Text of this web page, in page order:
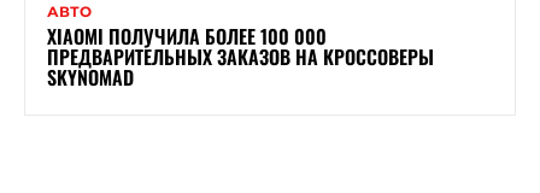
АВТО
XIAOMI ПОЛУЧИЛА БОЛЕЕ 100 000
ПРЕДВАРИТЕЛЬНЫХ ЗАКАЗОВ НА КРОССОВЕРЫ
SKYNOMAD